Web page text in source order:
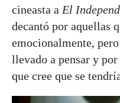
cineasta a El
decantó por aquellas
emocionalmente,
llevado a pensar y
que cree que se